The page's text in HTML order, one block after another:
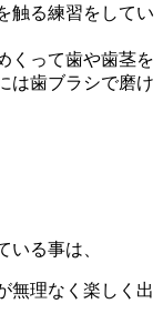
触る練習をしてい
くって歯や歯茎を
は歯ブラシで磨け
いる事は、
無理なく楽しく出